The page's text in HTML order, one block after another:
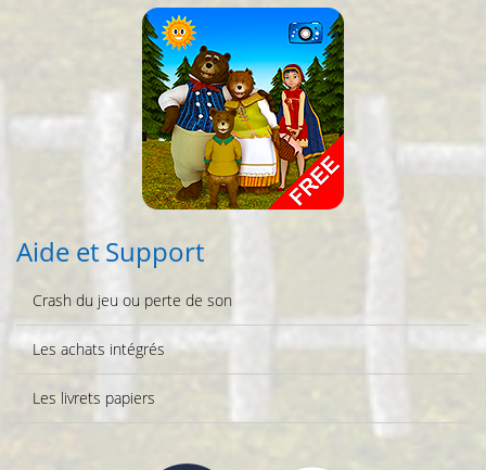
Aide et Support
Crash du jeu ou perte de son
Les achats intégrés
Les livrets papiers